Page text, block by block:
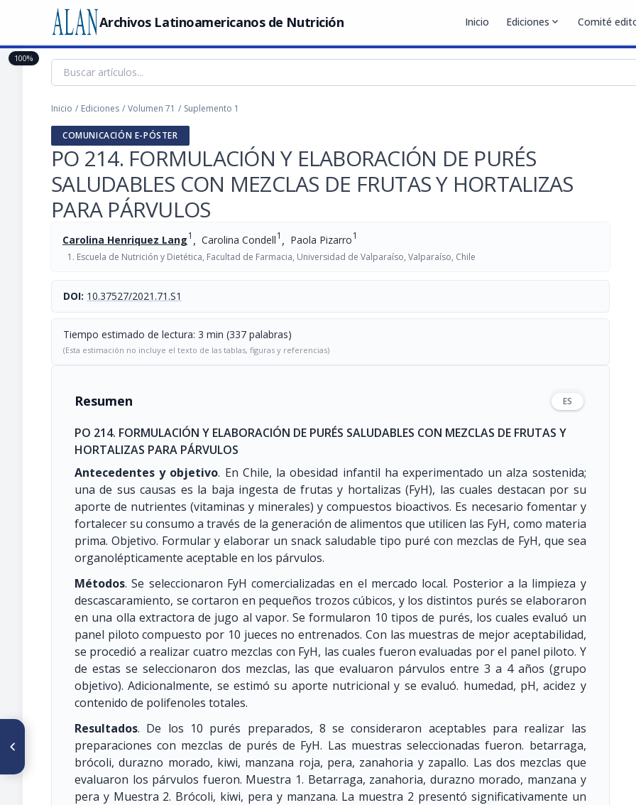
Archivos Latinoamericanos de Nutrición Inicio Ediciones expand_more Comité
Inicio / Ediciones / Volumen 71 / Suplemento 1
COMUNICACIÓN E-PÓSTER
PO 214. FORMULACIÓN Y ELABORACIÓN DE PURÉS
SALUDABLES CON MEZCLAS DE FRUTAS Y HORTALIZAS
PARA PÁRVULOS
Carolina Henriquez Lang1 , Carolina Condell1 , Paola Pizarro1
Escuela de Nutrición y Dietética, Facultad de Farmacia, Universidad de Valparaíso, Valparaíso, Chile
DOI: 10.37527/2021.71.S1
Tiempo estimado de lectura: 3 min (337 palabras)
(Esta estimación no incluye el texto de las tablas, figuras y referencias)
Resumen ES
PO 214. FORMULACIÓN Y ELABORACIÓN DE PURÉS SALUDABLES CON MEZCLAS DE FRUTAS Y
HORTALIZAS PARA PÁRVULOS
Antecedentes y objetivo. En Chile, la obesidad infantil ha experimentado un alza sostenida;
una de sus causas es la baja ingesta de frutas y hortalizas (FyH), las cuales destacan por su
aporte de nutrientes (vitaminas y minerales) y compuestos bioactivos. Es necesario fomentar y
fortalecer su consumo a través de la generación de alimentos que utilicen las FyH, como materia
prima. Objetivo. Formular y elaborar un snack saludable tipo puré con mezclas de FyH, que sea
organolépticamente aceptable en los párvulos.
Métodos. Se seleccionaron FyH comercializadas en el mercado local. Posterior a la limpieza y
descascaramiento, se cortaron en pequeños trozos cúbicos, y los distintos purés se elaboraron
en una olla extractora de jugo al vapor. Se formularon 10 tipos de purés, los cuales evaluó un
panel piloto compuesto por 10 jueces no entrenados. Con las muestras de mejor aceptabilidad,
se procedió a realizar cuatro mezclas con FyH, las cuales fueron evaluadas por el panel piloto. Y
de estas se seleccionaron dos mezclas, las que evaluaron párvulos entre 3 a 4 años (grupo
objetivo). Adicionalmente, se estimó su aporte nutricional y se evaluó. humedad, pH, acidez y
contenido de polifenoles totales.
Resultados. De los 10 purés preparados, 8 se consideraron aceptables para realizar las
preparaciones con mezclas de purés de FyH. Las muestras seleccionadas fueron. betarraga,
brócoli, durazno morado, kiwi, manzana roja, pera, zanahoria y zapallo. Las dos mezclas que
evaluaron los párvulos fueron. Muestra 1. Betarraga, zanahoria, durazno morado, manzana y
pera y Muestra 2. Brócoli, kiwi, pera y manzana. La muestra 2 presentó significativamente un
100%
ARTÍCULO ANTERIOR
PO 213. ELABORACIÓN DE UN
SNACK SALUDABLE PARA
ESCOLARES CON
INCORPORACIÓN DE HARINA
DE ORUJO DE UVA Y BETA